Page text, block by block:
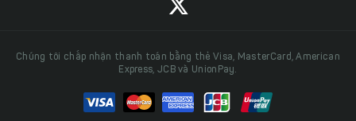
Chúng tôi chấp nhận thanh toán bằng thẻ Visa, MasterCard, American
Express, JCB và UnionPay.